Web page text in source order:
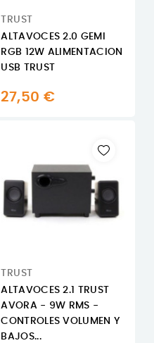
TRUST
ALTAVOCES 2.0 GEMI
RGB 12W ALIMENTACION
USB TRUST
27,50 €
TRUST
ALTAVOCES 2.1 TRUST
AVORA - 9W RMS -
CONTROLES VOLUMEN Y
BAJOS...